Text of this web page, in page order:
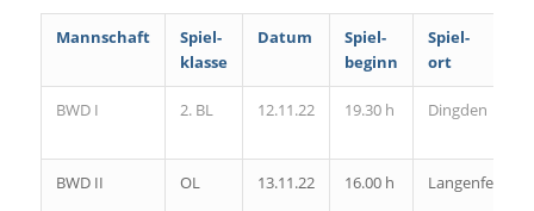
Mannschaft
Spiel-
klasse
Datum
Spiel-
beginn
Spiel-
ort
BWD I 2. BL 12.11.22 19.30 h Dingden
BWD II OL 13.11.22 16.00 h Langenfeld